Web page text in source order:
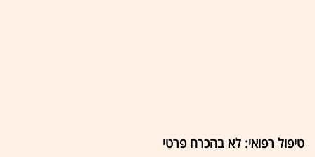
טיפול רפואי: לא בהכרח פרטי